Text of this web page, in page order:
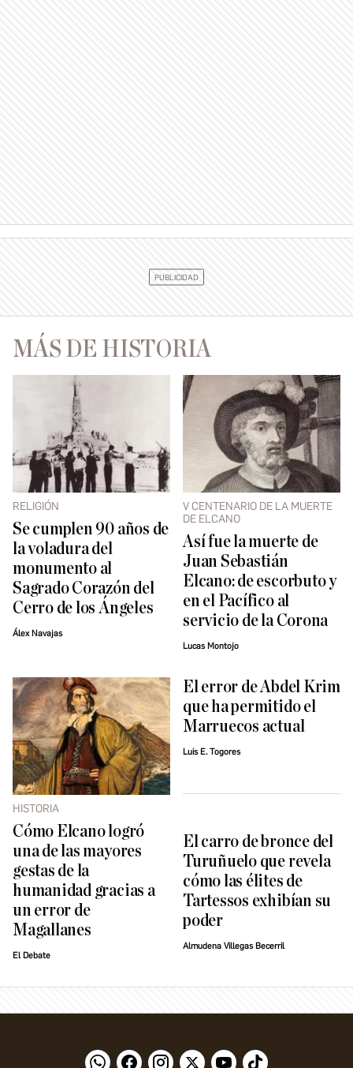
MÁS DE HISTORIA
RELIGIÓN
Se cumplen 90 años de
la voladura del
monumento al
Sagrado Corazón del
Cerro de los Ángeles
Álex Navajas
V CENTENARIO DE LA MUERTE
DE ELCANO
Así fue la muerte de
Juan Sebastián
Elcano: de escorbuto y
en el Pacífico al
servicio de la Corona
Lucas Montojo
HISTORIA
Cómo Elcano logró
una de las mayores
gestas de la
humanidad gracias a
un error de
Magallanes
El Debate
El error de Abdel Krim
que ha permitido el
Marruecos actual
Luis E. Togores
El carro de bronce del
Turuñuelo que revela
cómo las élites de
Tartessos exhibían su
poder
Almudena Villegas Becerril